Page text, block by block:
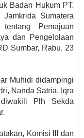
Badan Hukum PT.
Sumatera
Pemajuan
dan Pengelolaan
Sumbar, Rabu, 23
Muhidi didampingi
Nanda Satria, Iqra
Plh Sekda
Komisi III dan